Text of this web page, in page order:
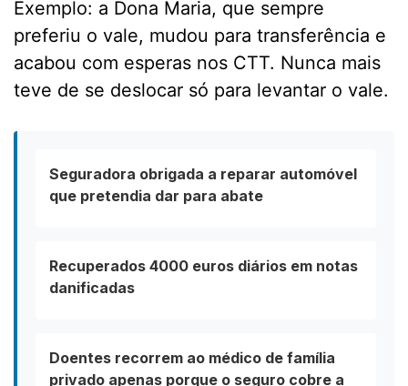
Exemplo: a Dona Maria, que sempre
preferiu o vale, mudou para transferência e
acabou com esperas nos CTT. Nunca mais
teve de se deslocar só para levantar o vale.
Seguradora obrigada a reparar automóvel
que pretendia dar para abate
Recuperados 4000 euros diários em notas
danificadas
Doentes recorrem ao médico de família
privado apenas porque o seguro cobre a